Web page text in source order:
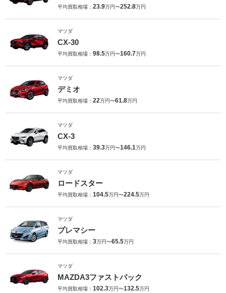
平均買取相場： 23.9万円〜252.8万円
マツダ
CX-30
平均買取相場： 98.5万円〜160.7万円
マツダ
デミオ
平均買取相場： 22万円〜61.8万円
マツダ
CX-3
平均買取相場： 39.3万円〜146.1万円
マツダ
ロードスター
平均買取相場： 104.5万円〜224.5万円
マツダ
プレマシー
平均買取相場： 3万円〜65.5万円
マツダ
MAZDA3ファストバック
平均買取相場： 102.3万円〜132.5万円